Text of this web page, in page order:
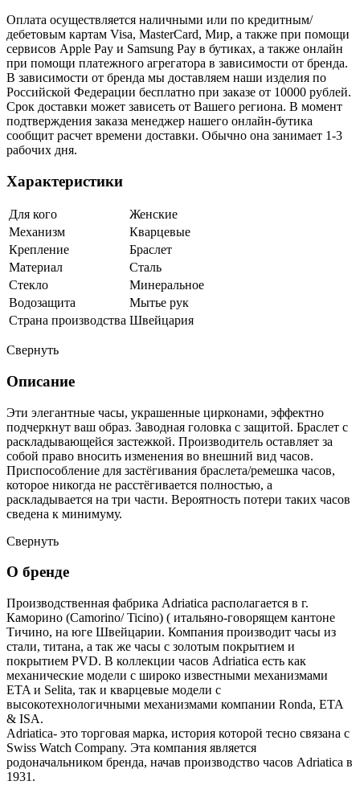
Оплата осуществляется наличными или по кредитным/
дебетовым картам Visa, MasterCard, Мир, а также при помощи
сервисов Apple Pay и Samsung Pay в бутиках, а также онлайн
при помощи платежного агрегатора в зависимости от бренда.
В зависимости от бренда мы доставляем наши изделия по
Российской Федерации бесплатно при заказе от 10000 рублей.
Срок доставки может зависеть от Вашего региона. В момент
подтверждения заказа менеджер нашего онлайн-бутика
сообщит расчет времени доставки. Обычно она занимает 1-3
рабочих дня.
Характеристики
Для кого
Женские
Механизм
Кварцевые
Крепление
Браслет
Материал
Сталь
Стекло
Минеральное
Водозащита
Мытье рук
Страна производства Швейцария
Свернуть
Описание
Эти элегантные часы, украшенные цирконами, эффектно
подчеркнут ваш образ. Заводная головка с защитой. Браслет с
раскладывающейся застежкой. Производитель оставляет за
собой право вносить изменения во внешний вид часов.
Приспособление для застёгивания браслета/ремешка часов,
которое никогда не расстёгивается полностью, а
раскладывается на три части. Вероятность потери таких часов
сведена к минимуму.
Свернуть
О бренде
Производственная фабрика Adriatica располагается в г.
Каморино (Camorino/ Ticino) ( итальяно-говорящем кантоне
Тичино, на юге Швейцарии. Компания производит часы из
стали, титана, а так же часы с золотым покрытием и
покрытием PVD. В коллекции часов Adriatica есть как
механические модели с широко известными механизмами
ETA и Selita, так и кварцевые модели с
высокотехнологичными механизмами компании Ronda, ETA
& ISA.
Adriatica- это торговая марка, история которой тесно связана с
Swiss Watch Company. Эта компания является
родоначальником бренда, начав производство часов Adriatica в
1931.